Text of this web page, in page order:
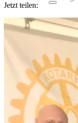
Jetzt teilen: